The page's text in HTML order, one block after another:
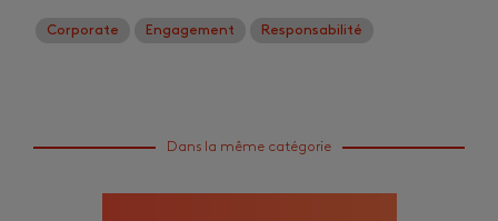
Corporate Engagement Responsabilité
Dans la même catégorie